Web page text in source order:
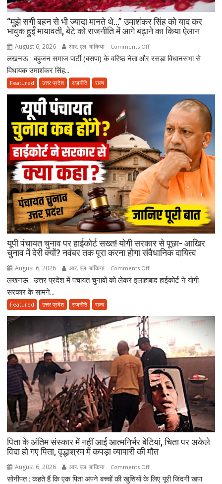
“मुझे सगी बहन से भी ज्यादा मानते थे…” उमाशंकर सिंह को याद कर
भावुक हुईं मायावती, बेटे को राजनीति में आगे बढ़ाने का किया ऐलान
August 6, 2026 आर. एल. बांकिया Comments Offon
“मुझे
उमाशंकर
सिंह
को
याद
कर
भावुक
हुईं
मायावती,
बेटे
को
राजनीति
में
लखनऊ : बहुजन समाज पार्टी (बसपा) के वरिष्ठ नेता और रसड़ा विधानसभा से
विधायक उमाशंकर सिंह...
Featured उत्तर प्रदेश राजनीति राज्य
यूपी पंचायत चुनाव पर हाईकोर्ट सख्त! योगी सरकार से पूछा- आखिर
चुनाव में देरी क्यों? नवंबर तक पूरा करना होगा संवैधानिक दायित्व
August 6, 2026 आर. एल. बांकिया Comments Offon
यूपी
हाईकोर्ट
योगी
से
पूछा-
आखिर
चुनाव
में
देरी
क्यों?
नवंबर
तक
पूरा
करना
लखनऊ : उत्तर प्रदेश में पंचायत चुनावों को लेकर इलाहाबाद हाईकोर्ट ने योगी
सरकार के सामने...
Featured उत्तर प्रदेश राजनीति राज्य
पिता के अंतिम संस्कार में नहीं आई आत्मनिर्भर बेटियां, चिता पर अकेले
विदा हो गए पिता, वृद्धाश्रम में कपड़ा व्यापारी की मौत
August 6, 2026 आर. एल. बांकिया Comments Offon
पिता
सोनीपत : कहते हैं कि एक पिता अपने बच्चों की खुशियों के लिए पूरी जिंदगी खपा